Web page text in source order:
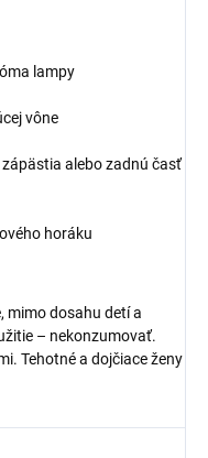
lampy
vône
alebo zadnú časť
horáku
mimo dosahu detí a
– nekonzumovať.
Tehotné a dojčiace ženy